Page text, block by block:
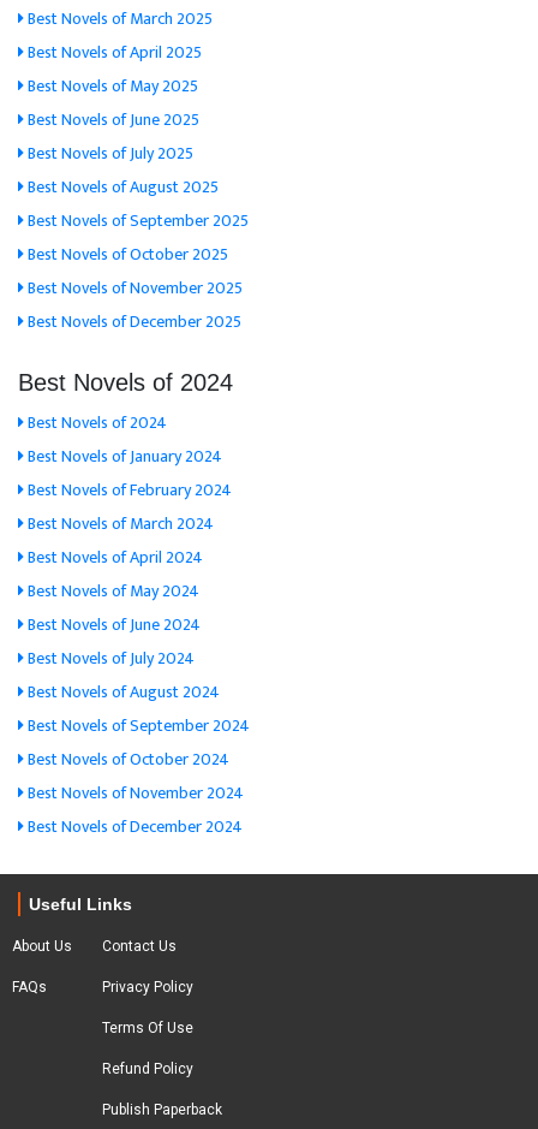
Best Novels of March 2025
Best Novels of April 2025
Best Novels of May 2025
Best Novels of June 2025
Best Novels of July 2025
Best Novels of August 2025
Best Novels of September 2025
Best Novels of October 2025
Best Novels of November 2025
Best Novels of December 2025
Best Novels of 2024
Best Novels of 2024
Best Novels of January 2024
Best Novels of February 2024
Best Novels of March 2024
Best Novels of April 2024
Best Novels of May 2024
Best Novels of June 2024
Best Novels of July 2024
Best Novels of August 2024
Best Novels of September 2024
Best Novels of October 2024
Best Novels of November 2024
Best Novels of December 2024
Useful Links
About Us
FAQs
Contact Us
Privacy Policy
Terms Of Use
Refund Policy
Publish Paperback